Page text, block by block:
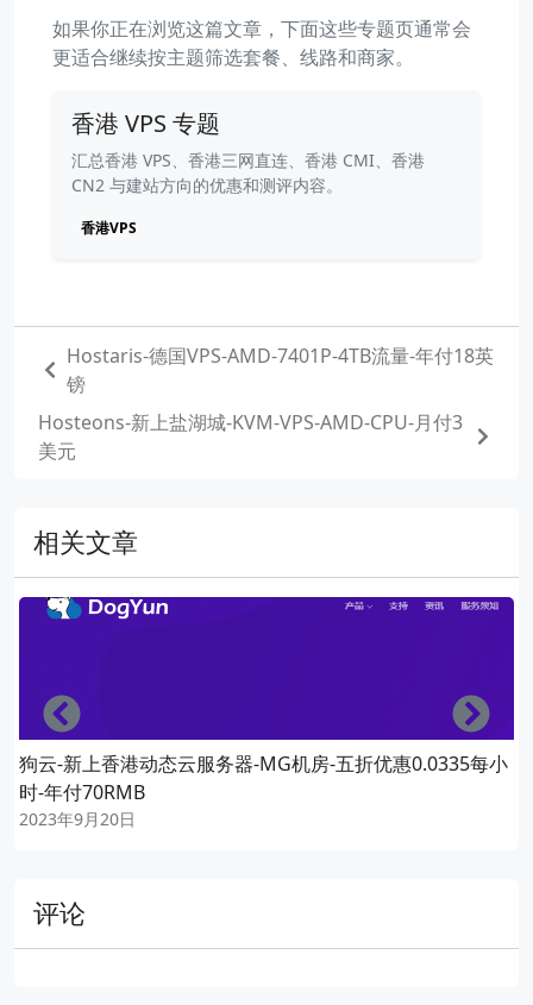
如果你正在浏览这篇文章，下面这些专题页通常会
更适合继续按主题筛选套餐、线路和商家。
香港 VPS 专题
汇总香港 VPS、香港三网直连、香港 CMI、香港
CN2 与建站方向的优惠和测评内容。
香港VPS
Hostaris-德国VPS-AMD-7401P-4TB流量-年付18英
镑
Hosteons-新上盐湖城-KVM-VPS-AMD-CPU-月付3
美元
相关文章
狗云-新上香港动态云服务器-MG机房-五折优惠0.0335每小
时-年付70RMB
2023年9月20日
Left
评论